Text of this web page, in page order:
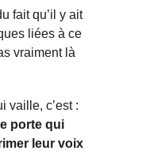
fait qu’il y ait
liées à ce
vraiment là
vaille, c’est :
porte qui
leur voix